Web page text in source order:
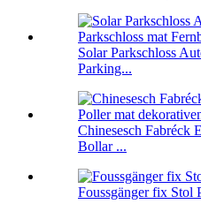
Solar Parkschloss
Parking...
Chinesesch Fabréck
Bollar ...
Foussgänger fix Stol